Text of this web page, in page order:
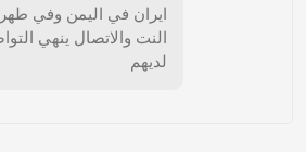
ايران في اليمن وفي
النت والاتصال ينهي
لديهم